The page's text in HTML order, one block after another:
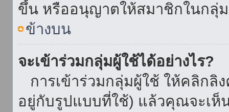
ขึ้น หรืออนุญาตให้สมาชิกในกลุ่ม
ข้างบน
จะเข้าร่วมกลุ่มผู้ใช้ได้อย่างไร?
การเข้าร่วมกลุ่มผู้ใช้ ให้คลิก
อยู่กับรูปแบบที่ใช้) แล้วคุณจะเห็